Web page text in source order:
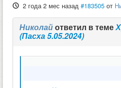
2 года 2 мес назад #183505 от
Николайответил в теме
(Пасха 5.05.2024)